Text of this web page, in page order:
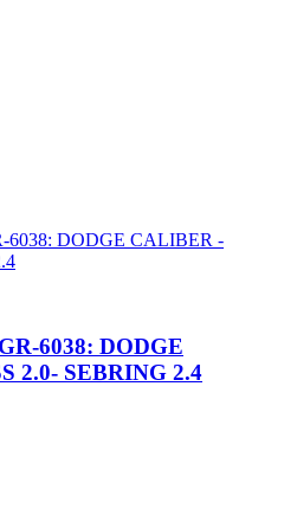
6038: DODGE
2.0- SEBRING 2.4